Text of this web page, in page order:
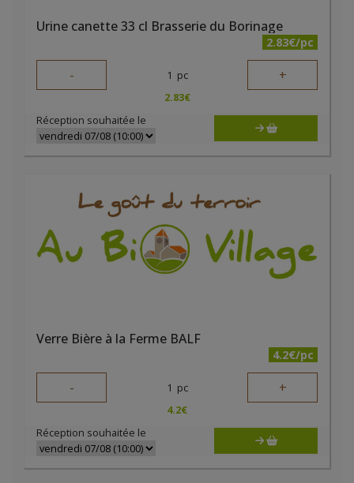
Urine canette 33 cl Brasserie du Borinage
2.83€/pc
- 1 pc +
2.83€
Réception souhaitée le
Verre Bière à la Ferme BALF
4.2€/pc
- 1 pc +
4.2€
Réception souhaitée le